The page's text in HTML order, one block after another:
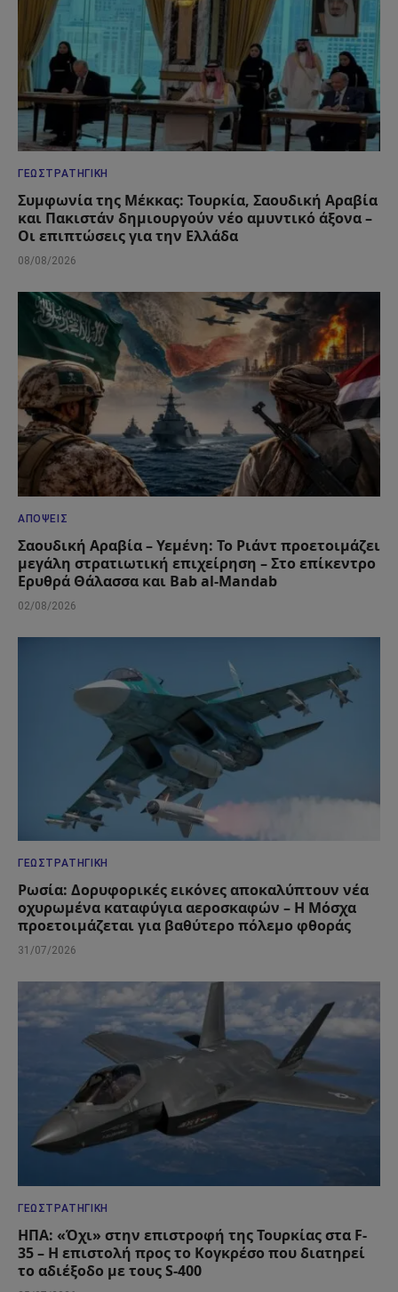
ΓΕΩΣΤΡΑΤΗΓΙΚΉ
Συμφωνία της Μέκκας: Τουρκία, Σαουδική Αραβία
και Πακιστάν δημιουργούν νέο αμυντικό άξονα –
Οι επιπτώσεις για την Ελλάδα
08/08/2026
ΑΠΌΨΕΙΣ
Σαουδική Αραβία – Υεμένη: Το Ριάντ προετοιμάζει
μεγάλη στρατιωτική επιχείρηση – Στο επίκεντρο
Ερυθρά Θάλασσα και Bab al-Mandab
02/08/2026
ΓΕΩΣΤΡΑΤΗΓΙΚΉ
Ρωσία: Δορυφορικές εικόνες αποκαλύπτουν νέα
οχυρωμένα καταφύγια αεροσκαφών – Η Μόσχα
προετοιμάζεται για βαθύτερο πόλεμο φθοράς
31/07/2026
ΓΕΩΣΤΡΑΤΗΓΙΚΉ
ΗΠΑ: «Όχι» στην επιστροφή της Τουρκίας στα F-
35 – Η επιστολή προς το Κογκρέσο που διατηρεί
το αδιέξοδο με τους S-400